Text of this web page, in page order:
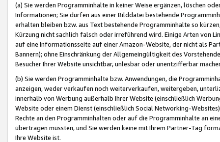
(a) Sie werden Programminhalte in keiner Weise ergänzen, löschen
Informationen; Sie dürfen aus einer Bilddatei bestehende
erhalten bleiben bzw. aus Text bestehende Programminhalte so
Kürzung nicht sachlich falsch oder irreführend wird. Einige Arten von
auf eine Informationsseite auf einer Amazon-Website, der nicht als
Bannern); ohne Einschränkung der Allgemeingültigkeit des
Besucher Ihrer Website unsichtbar, unlesbar oder unentzifferbar
(b) Sie werden Programminhalte bzw. Anwendungen, die
anzeigen, weder verkaufen noch weiterverkaufen, weitergeben,
innerhalb von Werbung außerhalb Ihrer Website (einschließlich
Website oder einem Dienst (einschließlich Social Networking-
Rechte an den Programminhalten oder auf die Programminhalte an
übertragen müssten, und Sie werden keine mit Ihrem Partner-Tag
Ihre Website ist.